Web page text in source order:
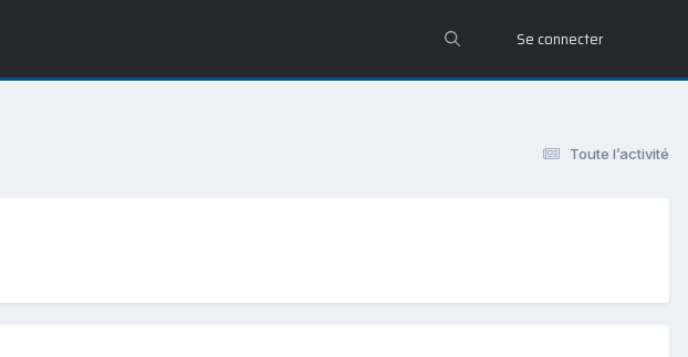
Se connecter
Toute l’activité